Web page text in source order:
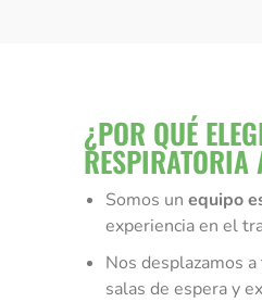
¿POR QUÉ
Somos unequipo
experiencia en el
Nos desplazamos
salas de espera y